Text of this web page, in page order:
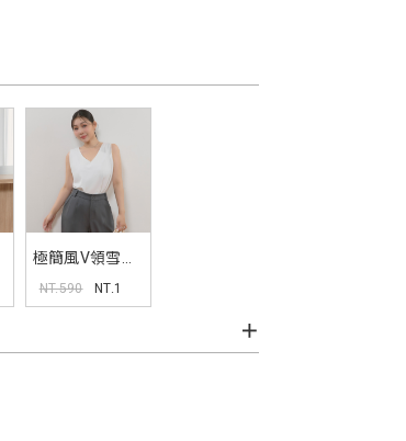
極簡風V領雪紡
寬肩帶背心
MISS
NT.590 NT.1